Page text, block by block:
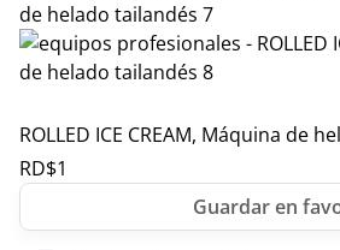
ROLLED ICE CREAM, Máquina de
RD$1